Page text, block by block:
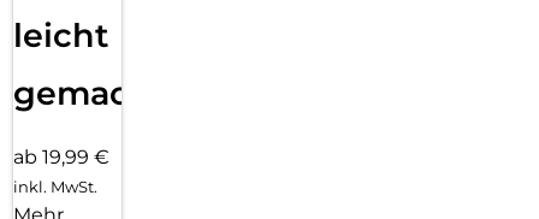
leicht
gemacht!
ab 19,99 €
inkl. MwSt.
Mehr